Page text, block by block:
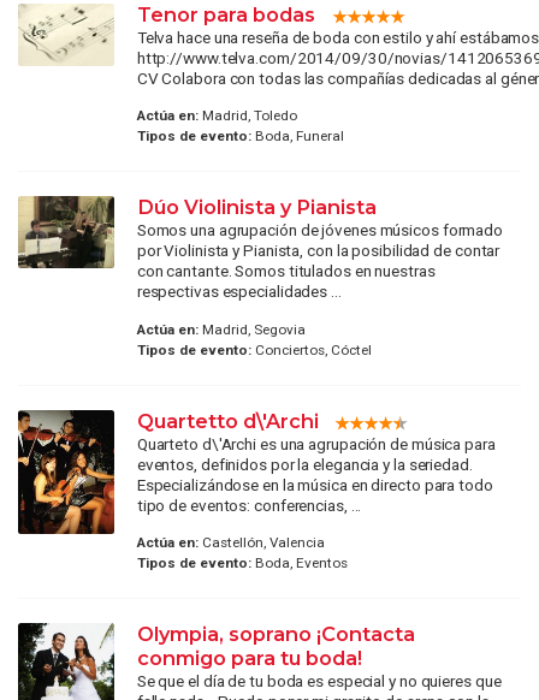
Tenor para bodas
Telva hace una reseña de boda con estilo y ahí
http://www.telva.com/2014/09/30/novias/
CV Colabora con todas las compañías dedicadas al
Actúa en:Madrid, Toledo
Tipos de evento:Boda, Funeral
Dúo Violinista y Pianista
Somos una agrupación de jóvenes músicos formado
por Violinista y Pianista, con la posibilidad de contar
con cantante. Somos titulados en nuestras
respectivas especialidades ...
Actúa en:Madrid, Segovia
Tipos de evento:Conciertos, Cóctel
Quartetto d\'Archi
Quarteto d\'Archi es una agrupación de música para
eventos, definidos por la elegancia y la seriedad.
Especializándose en la música en directo para todo
tipo de eventos: conferencias, ...
Actúa en:Castellón, Valencia
Tipos de evento:Boda, Eventos
Olympia, soprano ¡Contacta
conmigo para tu boda!
Se que el día de tu boda es especial y no quieres que